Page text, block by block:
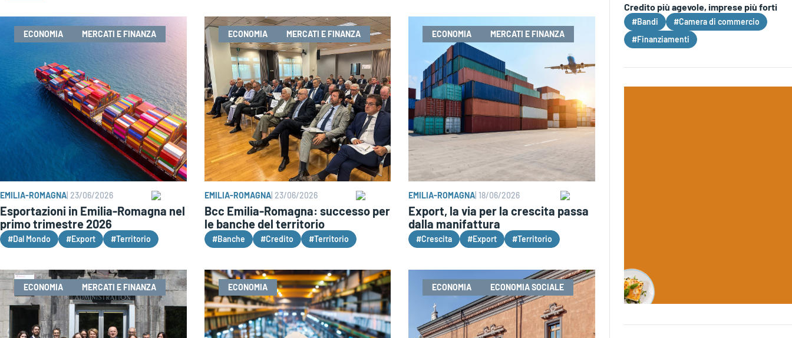
ECONOMIA MERCATI E FINANZA
EMILIA-ROMAGNA 23/06/2026
Esportazioni in Emilia-Romagna nel
primo trimestre 2026
#Dal Mondo #Export #Territorio
ECONOMIA MERCATI E FINANZA
EMILIA-ROMAGNA| 23/06/2026
Bcc Emilia-Romagna: successo per
le banche del territorio
#Banche #Credito #Territorio
ECONOMIA MERCATI E FINANZA
EMILIA-ROMAGNA 18/06/2026
Export, la via per la crescita passa
dalla manifattura
#Crescita #Export #Territorio
ECONOMIA MERCATI E FINANZA ECONOMIA ECONOMIA ECONOMIA SOCIALE
Credito più agevole, imprese più forti
#Bandi
#Camera di commercio
#Finanziamenti